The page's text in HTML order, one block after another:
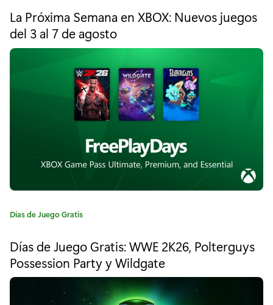
v
u
n
M
i
s
t
e
i
o
d
e
g
o
La Próxima Semana en XBOX: Nuevos juegos
del 3 al 7 de agosto
C
e
g
o
Días de Juego Gratis
Días de Juego Gratis: WWE 2K26, Polterguys
Possession Party y Wildgate